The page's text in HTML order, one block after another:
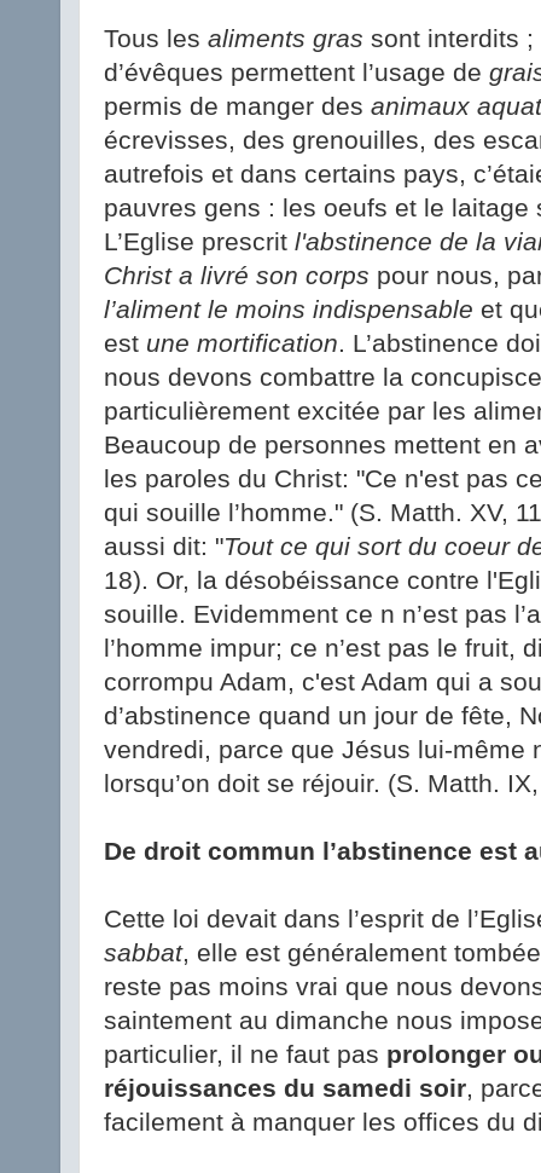
Tous les aliments gras sont interdits
d’évêques permettent l’usage de
permis de manger des animaux
écrevisses, des grenouilles, des
autrefois et dans certains pays,
pauvres gens : les oeufs et le
L’Eglise prescrit l'abstinence de la
Christ a livré son corps pour nous,
l’aliment le moins indispensable et
est une mortification. L’abstinence
nous devons combattre la
particulièrement excitée par les
Beaucoup de personnes mettent en
les paroles du Christ: "Ce n'est pas
qui souille l’homme." (S. Matth. XV,
aussi dit: "Tout ce qui sort du coeur
18). Or, la désobéissance contre
souille. Evidemment ce n n’est pas
l’homme impur; ce n’est pas le fruit,
corrompu Adam, c'est Adam qui a
d’abstinence quand un jour de fête,
vendredi, parce que Jésus lui-même
lorsqu’on doit se réjouir. (S. Matth.
De droit commun l’abstinence est
Cette loi devait dans l’esprit de
sabbat, elle est généralement
reste pas moins vrai que nous
saintement au dimanche nous
particulier, il ne faut pas prolonger
réjouissances du samedi soir,
facilement à manquer les offices du